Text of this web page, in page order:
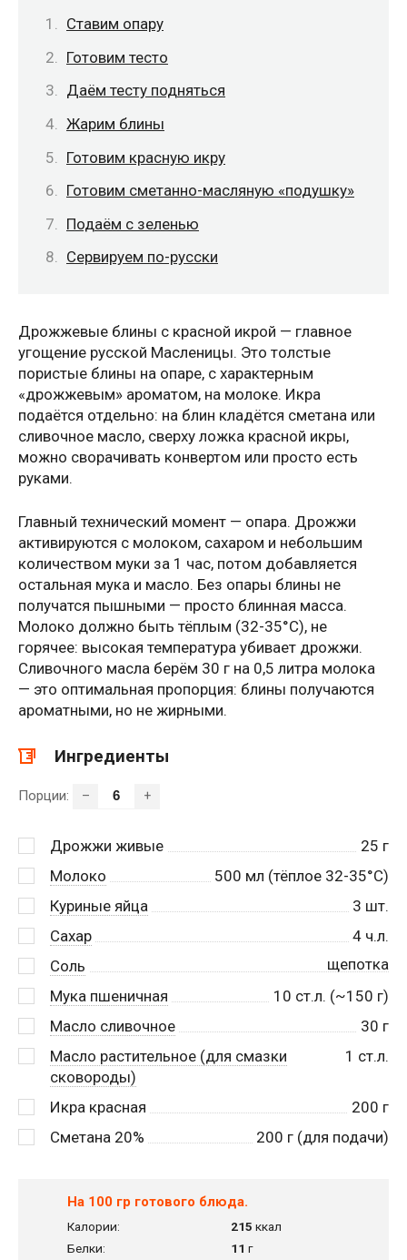
Ставим опару
Готовим тесто
Даём тесту подняться
Жарим блины
Готовим красную икру
Готовим сметанно-масляную «подушку»
Подаём с зеленью
Сервируем по-русски
Дрожжевые блины с красной икрой — главное
угощение русской Масленицы. Это толстые
пористые блины на опаре, с характерным
«дрожжевым» ароматом, на молоке. Икра
подаётся отдельно: на блин кладётся сметана или
сливочное масло, сверху ложка красной икры,
можно сворачивать конвертом или просто есть
руками.
Главный технический момент — опара. Дрожжи
активируются с молоком, сахаром и небольшим
количеством муки за 1 час, потом добавляется
остальная мука и масло. Без опары блины не
получатся пышными — просто блинная масса.
Молоко должно быть тёплым (32-35°C), не
горячее: высокая температура убивает дрожжи.
Сливочного масла берём 30 г на 0,5 литра молока
— это оптимальная пропорция: блины получаются
ароматными, но не жирными.
Ингредиенты
Порции: – +
Дрожжи живые 25 г
Молоко
500 мл (тёплое 32-35°C)
Куриные яйца
3 шт.
Сахар
4 ч.л.
Соль
щепотка
Мука пшеничная
10 ст.л. (~150 г)
Масло сливочное
30 г
Масло растительное (для смазки
сковороды)
1 ст.л.
Икра красная 200 г
Сметана 20%
200 г (для подачи)
На 100 гр готового блюда.
Калории: 215 ккал
Белки:
11 г